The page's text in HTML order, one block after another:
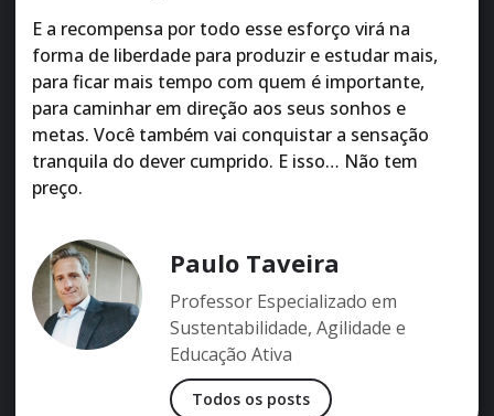
E a recompensa por todo esse esforço virá na
forma de liberdade para produzir e estudar mais,
para ficar mais tempo com quem é importante,
para caminhar em direção aos seus sonhos e
metas. Você também vai conquistar a sensação
tranquila do dever cumprido. E isso… Não tem
preço.
Paulo Taveira
Professor Especializado em
Sustentabilidade, Agilidade e
Educação Ativa
Todos os posts